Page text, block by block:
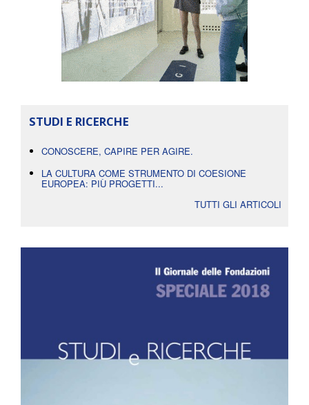
STUDI E RICERCHE
CONOSCERE, CAPIRE PER AGIRE.
LA CULTURA COME STRUMENTO DI COESIONE
EUROPEA: PIÙ PROGETTI...
TUTTI GLI ARTICOLI